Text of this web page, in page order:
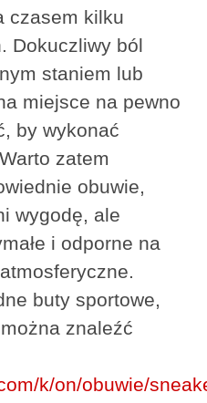
czasem kilku
Dokuczliwy ból
staniem lub
miejsce na pewno
by wykonać
zatem
obuwie,
wygodę, ale
i odporne na
buty sportowe,
znaleźć
k/on/obuwie/